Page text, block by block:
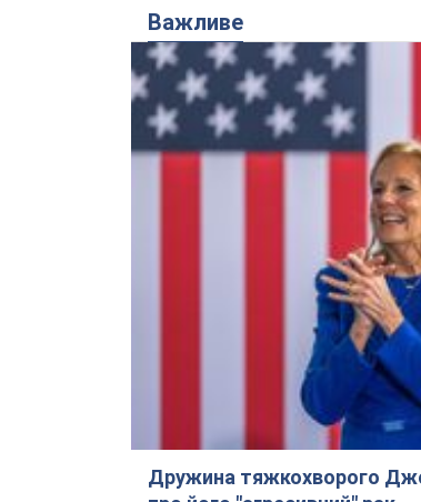
Важливе
Дружина тяжкохворого